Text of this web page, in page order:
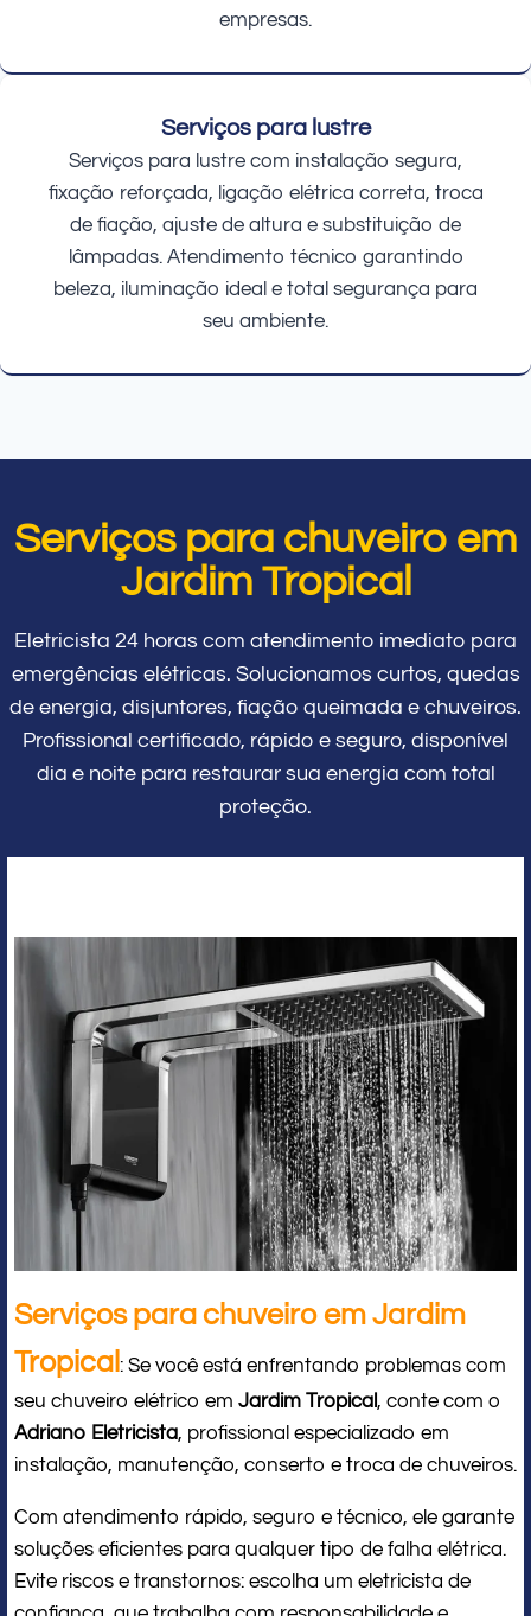
empresas.
Serviços para lustre
Serviços para lustre com instalação segura,
fixação reforçada, ligação elétrica correta, troca
de fiação, ajuste de altura e substituição de
lâmpadas. Atendimento técnico garantindo
beleza, iluminação ideal e total segurança para
seu ambiente.
Serviços para chuveiro em
Jardim Tropical
Eletricista 24 horas com atendimento imediato para
emergências elétricas. Solucionamos curtos, quedas
de energia, disjuntores, fiação queimada e chuveiros.
Profissional certificado, rápido e seguro, disponível
dia e noite para restaurar sua energia com total
proteção.
Serviços para chuveiro em Jardim
Tropical : Se você está enfrentando problemas com
seu chuveiro elétrico em Jardim Tropical, conte com o
Adriano Eletricista, profissional especializado em
instalação, manutenção, conserto e troca de chuveiros.
Com atendimento rápido, seguro e técnico, ele garante
soluções eficientes para qualquer tipo de falha elétrica.
Evite riscos e transtornos: escolha um eletricista de